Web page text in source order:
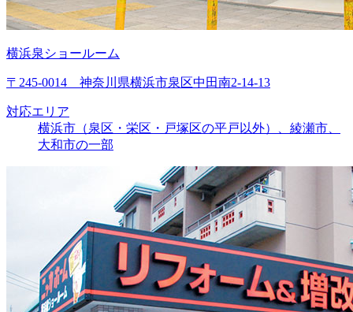
横浜泉ショールーム
〒245-0014 神奈川県横浜市泉区中田南2-14-13
対応エリア
横浜市（泉区・栄区・戸塚区の平戸以外）、綾瀬市、
大和市の一部